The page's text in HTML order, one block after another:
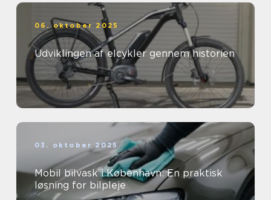
06. oktober 2025
Udviklingen af elcykler gennem historien
03. oktober 2025
Mobil bilvask i København: En praktisk
løsning for bilpleje